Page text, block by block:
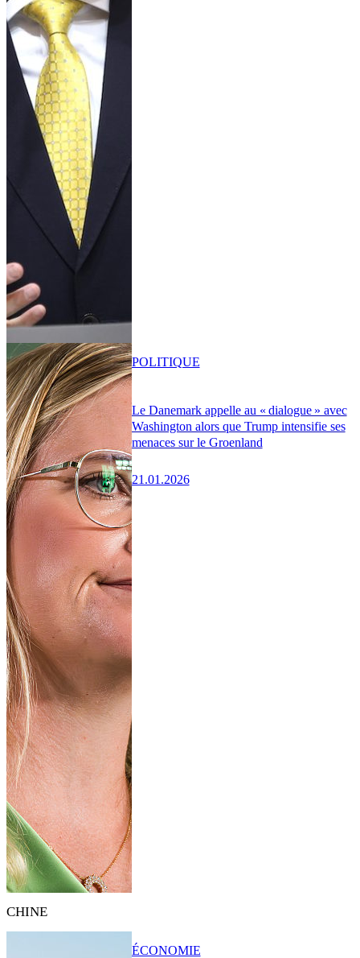
Le Danemark appelle au « dialogue » avec
Washington alors que Trump intensifie ses
menaces sur le Groenland
21.01.2026
POLITIQUE
CHINE
ÉCONOMIE